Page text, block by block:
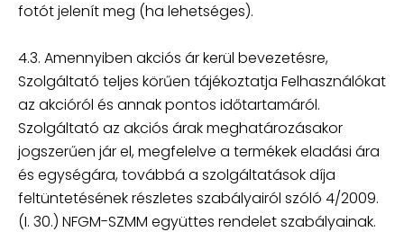
fotót jelenít meg (ha lehetséges).
4.3. Amennyiben akciós ár kerül bevezetésre,
Szolgáltató teljes körűen tájékoztatja Felhasználókat
az akcióról és annak pontos időtartamáról.
Szolgáltató az akciós árak meghatározásakor
jogszerűen jár el, megfelelve a termékek eladási ára
és egységára, továbbá a szolgáltatások díja
feltüntetésének részletes szabályairól szóló 4/2009.
(I. 30.) NFGM-SZMM együttes rendelet szabályainak.